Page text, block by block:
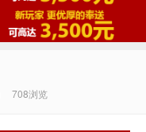
708浏览